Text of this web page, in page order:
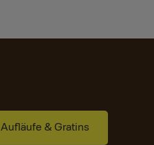
Aufläufe & Gratins